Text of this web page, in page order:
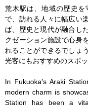
荒木駅は、地域の歴史を
で、訪れる人々に幅広い
ば、歴史と現代が融合し
クゼーション施設で心身
れることができるでしょ
光客にもおすすめのスポッ
In Fukuoka's Araki
modern charm is
Station has been a